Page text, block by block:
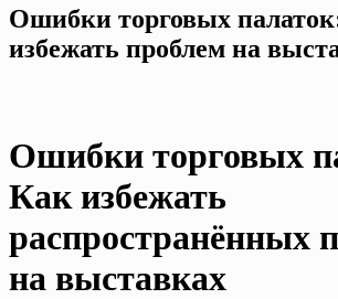
Ошибки торговых
избежать проблем на
Ошибки торговых
Как избежать
распространённых
на выставках